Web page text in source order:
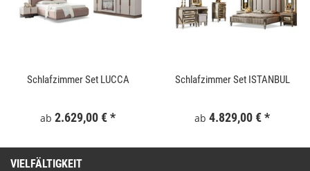
Schlafzimmer Set LUCCA
ab 2.629,00 €*
Schlafzimmer Set ISTANBUL
ab 4.829,00 €*
VIELFÄLTIGKEIT